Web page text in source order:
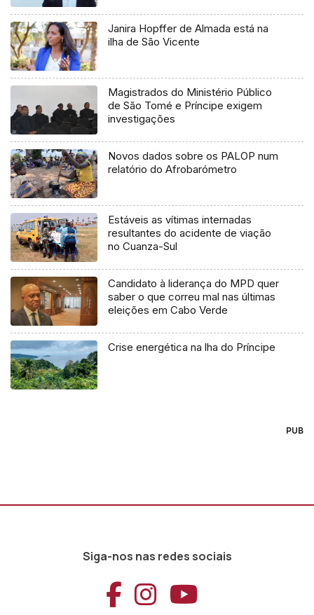
Janira Hopffer de Almada está na
ilha de São Vicente
Magistrados do Ministério Público
de São Tomé e Príncipe exigem
investigações
Novos dados sobre os PALOP num
relatório do Afrobarómetro
Estáveis as vítimas internadas
resultantes do acidente de viação
no Cuanza-Sul
Candidato à liderança do MPD quer
saber o que correu mal nas últimas
eleições em Cabo Verde
Crise energética na lha do Príncipe
PUB
Siga-nos nas redes sociais
Aceder ao
Aceder ao
Aceder